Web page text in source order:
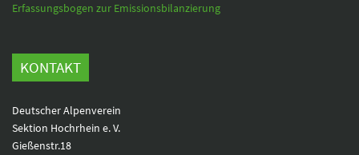
Erfassungsbogen zur Emissionsbilanzierung
KONTAKT
Deutscher Alpenverein
Sektion Hochrhein e. V.
Gießenstr.18